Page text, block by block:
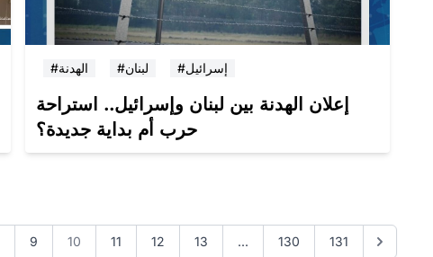
#الهدنة #لبنان #إسرائيل
إعلان الهدنة بين لبنان وإسرائيل.. استراحة
حرب أم بداية جديدة؟
9 10 11 12 13 ... 130 131